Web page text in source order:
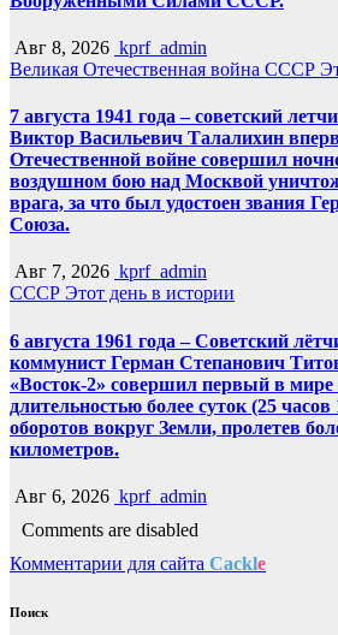
Авг 8, 2026 kprf_admin
Великая Отечественная война СССР
7 августа 1941 года – советский
Виктор Васильевич Талалихин
Отечественной войне совершил
воздушном бою над Москвой
врага, за что был удостоен звания
Союза.
Авг 7, 2026 kprf_admin
СССР Этот день в истории
6 августа 1961 года – Советский
коммунист Герман Степанович
«Восток-2» совершил первый в мире
длительностью более суток (25
оборотов вокруг Земли, пролетев
километров.
Авг 6, 2026 kprf_admin
Comments are disabled
Комментарии для сайта Cackle
Поиск